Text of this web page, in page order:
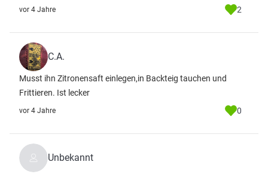
vor 4 Jahre 2
C.A.
Musst ihn Zitronensaft einlegen,in Backteig tauchen und
Frittieren. Ist lecker
vor 4 Jahre 0
Unbekannt